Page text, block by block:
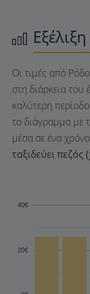
Οι τιμές από
στη διάρκεια του
καλύτερη
το διάγραμμα με
μέσα σε ένα
ταξιδεύει
20€
40€